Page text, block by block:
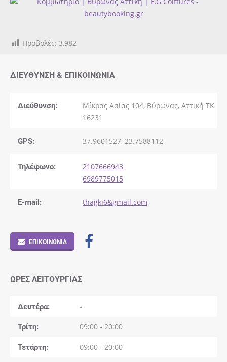
Προβολές: 3,982
ΔΙΕΎΘΥΝΣΗ & ΕΠΙΚΟΙΝΩΝΊΑ
Διεύθυνση:
Μίκρας Ασίας 104, Βύρωνας, Αττική ΤΚ
16231
GPS: 37.9601527, 23.7588112
Τηλέφωνο:
2107666943
6989775015
E-mail: thagki6&gmail.com
ΕΠΙΚΟΙΝΩΝΊΑ
ΏΡΕΣ ΛΕΙΤΟΥΡΓΊΑΣ
Δευτέρα -
Τρίτη 09:00 - 20:00
Τετάρτη 09:00 - 20:00